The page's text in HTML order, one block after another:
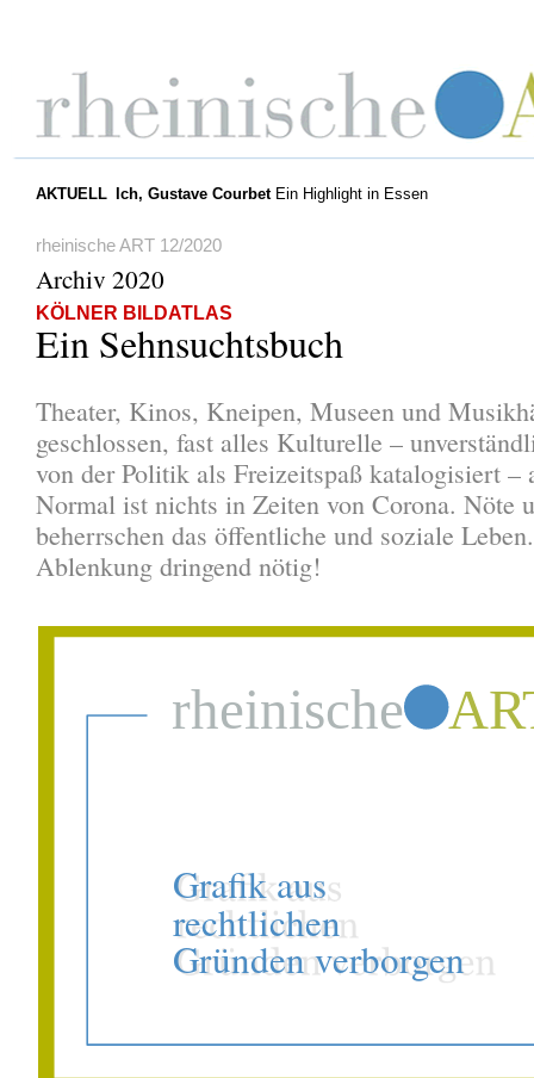
AKTUELL Ich, Gustave CourbetEin Highlight in Essen
rheinische ART 12/2020
Archiv 2020
KÖLNER BILDATLAS
Ein Sehnsuchtsbuch
Theater, Kinos, Kneipen, Museen und
geschlossen, fast alles Kulturelle –
von der Politik als Freizeitspaß katalogisiert –
Normal ist nichts in Zeiten von Corona. Nöte
beherrschen das öffentliche und soziale
Ablenkung dringend nötig!